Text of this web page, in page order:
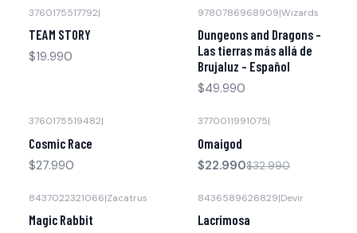
3760175517792|
TEAM STORY
$19.990
9780786968909|Wizards
Dungeons and Dragons -
Las tierras más allá de
Brujaluz - Español
$49.990
3760175519482|
Cosmic Race
$27.990
3770011991075|
Omaigod
$22.990$32.990
8437022321066|Zacatrus
Magic Rabbit
8436589626829|Devir
Lacrimosa